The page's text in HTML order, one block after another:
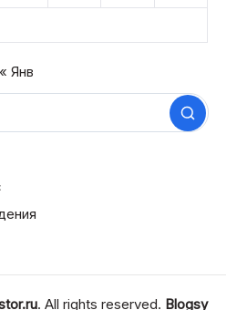
« Янв
Поиск
. All rights reserved. Blogsy